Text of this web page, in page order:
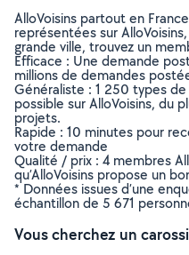
AlloVoisins partout en
représentées sur
grande ville, trouvez un
Efficace : Une demande
millions de demandes
Généraliste : 1 250 types
possible sur AlloVoisins, du
projets.
Rapide : 10 minutes pour
votre demande
Qualité / prix : 4 membres
qu’AlloVoisins propose un
* Données issues d’une
échantillon de 5 671
Vous cherchez un